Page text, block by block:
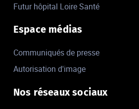
Futur hôpital Loire Santé
Espace médias
Communiqués de presse
Autorisation d'image
Nos réseaux sociaux